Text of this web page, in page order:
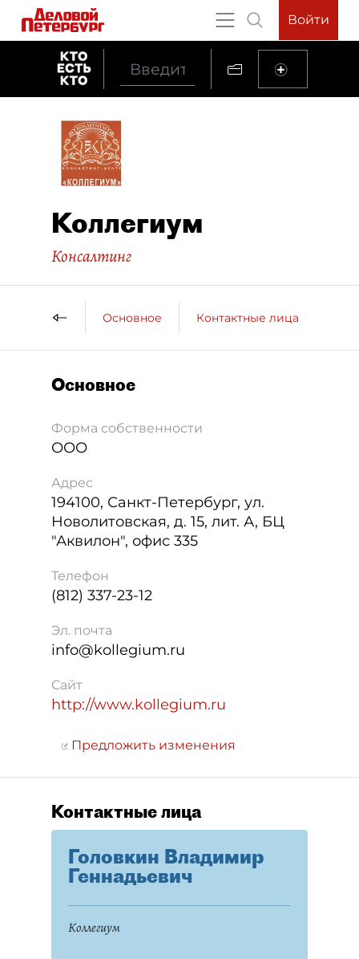
Войти
Коллегиум
Консалтинг
Основное Контактные лица
Основное
Форма собственности
ООО
Адрес
194100, Санкт-Петербург, ул.
Новолитовская, д. 15, лит. А, БЦ
"Аквилон", офис 335
Телефон
(812) 337-23-12
Эл. почта
info@kollegium.ru
Сайт
http://www.kollegium.ru
Предложить изменения
Контактные лица
Головкин Владимир
Геннадьевич
Коллегиум